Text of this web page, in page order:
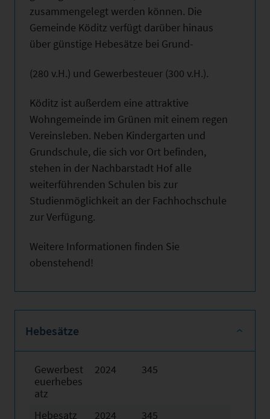
zusammengelegt werden können. Die
Gemeinde Köditz verfügt darüber hinaus
über günstige Hebesätze bei Grund-
(280 v.H.) und Gewerbesteuer (300 v.H.).
Köditz ist außerdem eine attraktive
Wohngemeinde im Grünen mit einem regen
Vereinsleben. Neben Kindergarten und
Grundschule, die sich vor Ort befinden,
stehen in der Nachbarstadt Hof alle
weiterführenden Schulen bis zur
Studienmöglichkeit an der Fachhochschule
zur Verfügung.
Weitere Informationen finden Sie
obenstehend!
Hebesätze
Gewerbest
euerhebes
atz
2024 345
Hebesatz 2024 345